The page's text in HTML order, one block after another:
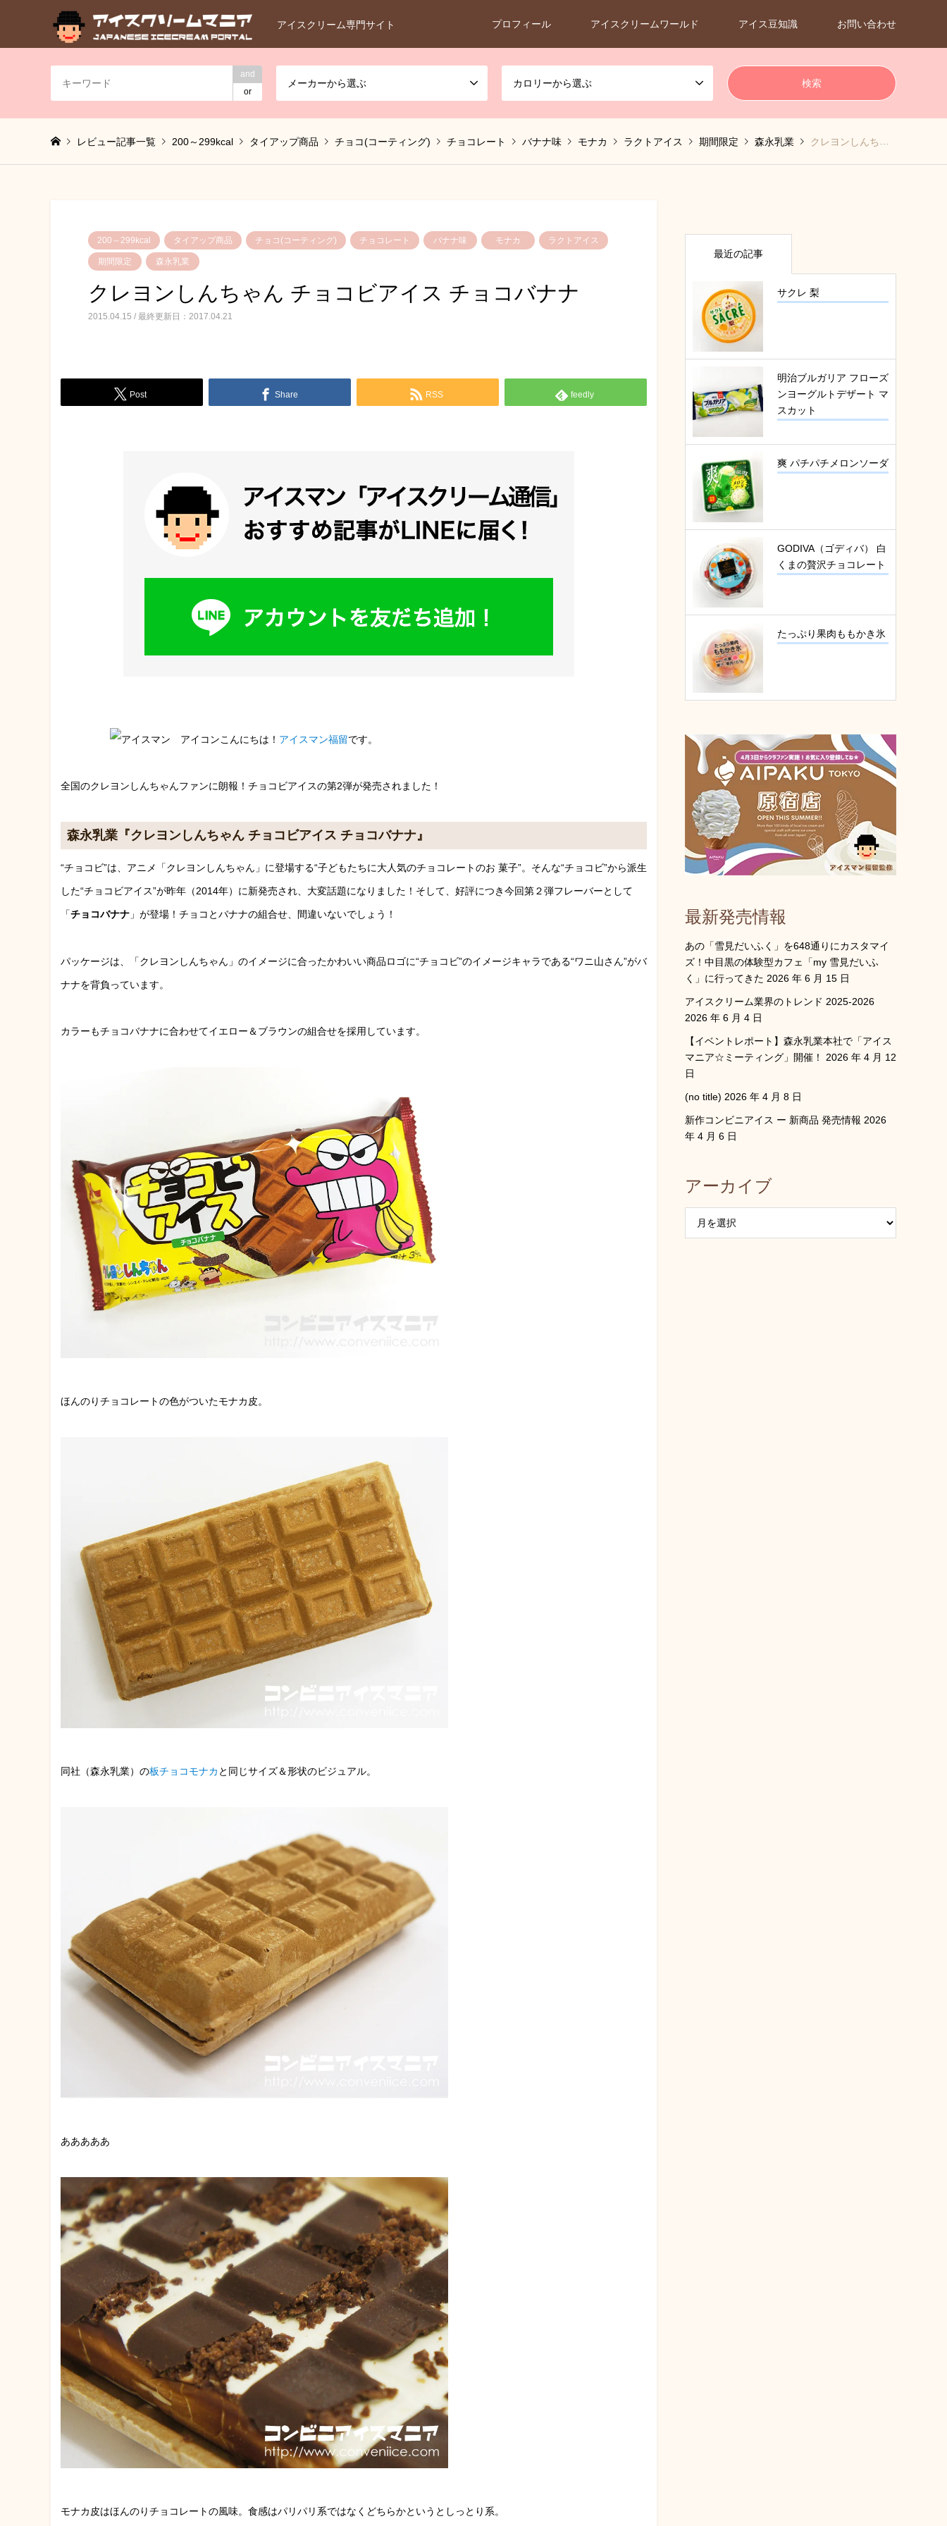
アイスクリーム専門サイト プロフィール アイスクリームワールド アイス豆知識 お問い合わせ
and
or
メーカーから選ぶ カロリーから選ぶ
レビュー記事一覧 200～299kcal タイアップ商品 チョコ(コーティング) チョコレート バナナ味 モナカ ラクトアイス 期間限定 森永乳業 クレヨンしんちゃん チョコビアイス チョコバナナ
200～299kcal タイアップ商品 チョコ(コーティング) チョコレート バナナ味 モナカ ラクトアイス
期間限定 森永乳業
クレヨンしんちゃん チョコビアイス チョコバナナ
2015.04.15 / 最終更新日：2017.04.21
Post Share RSS feedly
こんにちは！ アイスマン福留です。
全国のクレヨンしんちゃんファンに朗報！チョコビアイスの第2弾が発売されました！
森永乳業『クレヨンしんちゃん チョコビアイス チョコバナナ』
“チョコビ”は、アニメ「クレヨンしんちゃん」に登場する“子どもたちに大人気のチョコレートのお 菓子”。そんな“チョコビ”から派生
した“チョコビアイス”が昨年（2014年）に新発売され、大変話題になりました！そして、好評につき今回第２弾フレーバーとして
「チョコバナナ 」が登場！チョコとバナナの組合せ、間違いないでしょう！
パッケージは、「クレヨンしんちゃん」のイメージに合ったかわいい商品ロゴに“チョコビ”のイメージキャラである“ワニ山さん”がバ
ナナを背負っています。
カラーもチョコバナナに合わせてイエロー＆ブラウンの組合せを採用しています。
ほんのりチョコレートの色がついたモナカ皮。
同社（森永乳業）の板チョコモナカ と同じサイズ＆形状のビジュアル。
あああああ
モナカ皮はほんのりチョコレートの風味。食感はパリパリ系ではなくどちらかというとしっとり系。
最近の記事
サクレ 梨
明治ブルガリア フローズ
ンヨーグルトデザート マ
スカット
爽 パチパチメロンソーダ
GODIVA（ゴディバ） 白
くまの贅沢チョコレート
たっぷり果肉ももかき氷
最新発売情報
あの「雪見だいふく」を648通りにカスタマイ
ズ！中目黒の体験型カフェ「my 雪見だいふ
く」に行ってきた 2026 年 6 月 15 日
アイスクリーム業界のトレンド 2025-2026
2026 年 6 月 4 日
【イベントレポート】森永乳業本社で「アイス
マニア☆ミーティング」開催！
2026 年 4 月 12
日
(no title) 2026 年 4 月 8 日
新作コンビニアイス ー 新商品 発売情報 2026
年 4 月 6 日
アーカイブ